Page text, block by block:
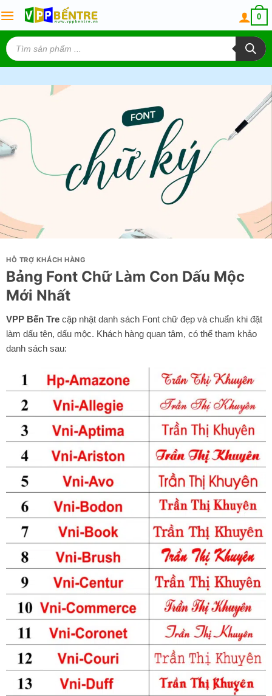
to
content
0
Tìm
kiếm
sản
phẩm
HỖ TRỢ KHÁCH HÀNG
Bảng Font Chữ Làm Con Dấu Mộc
Mới Nhất
VPP Bến Tre cập nhật danh sách Font chữ đẹp và chuẩn khi đặt
làm dấu tên, dấu mộc. Khách hàng quan tâm, có thể tham khảo
danh sách sau: